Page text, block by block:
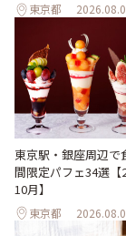
東京都
東京駅・銀座周辺
間限定パフェ34選【
10月】
東京都